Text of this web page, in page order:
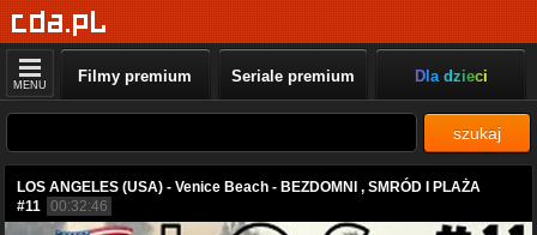
MENU Filmy premium Seriale premium Dla dzieci
szukaj
LOS ANGELES (USA) - Venice Beach - BEZDOMNI , SMRÓD I PLAŻA
#11 00:32:46